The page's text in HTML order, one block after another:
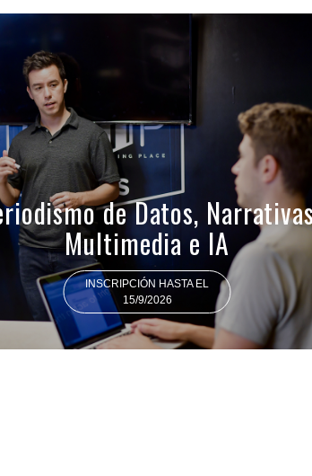
de Datos,
Multimedia e IA
INSCRIPCIÓN HASTA EL
15/9/2026